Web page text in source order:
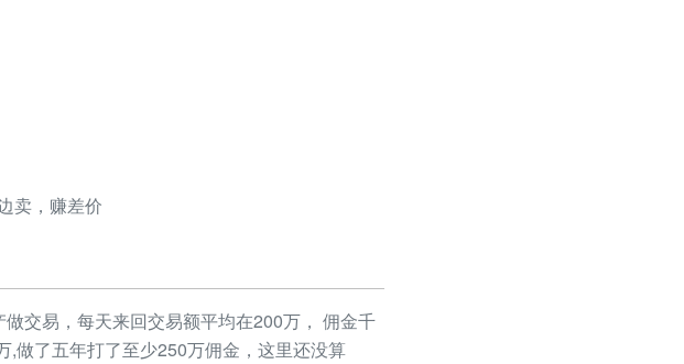
卖，赚差价
交易，每天来回交易额平均在200万， 佣金千
做了五年打了至少250万佣金，这里还没算